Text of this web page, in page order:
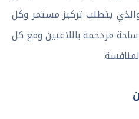
يتطلب تركيز مستمر وكل
مزدحمة باللاعبين ومع كل